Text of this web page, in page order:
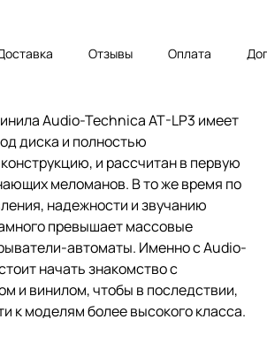
Отзывы Оплата
Audio-Technica AT-LP3 имеет
диска и полностью
и рассчитан в первую
меломанов. В то же время по
надежности и звучанию
превышает массовые
автоматы. Именно с Audio-
начать знакомство с
и винилом, чтобы в последствии,
к моделям более высокого класса.